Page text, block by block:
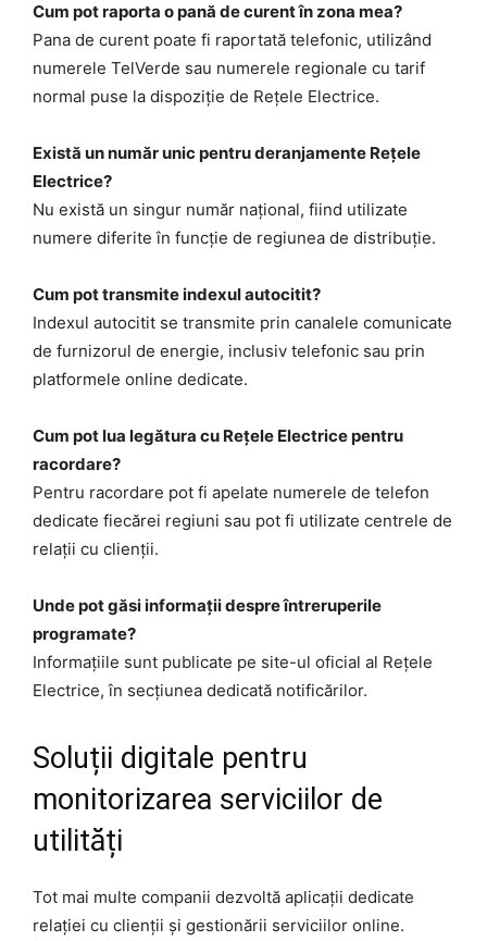
Cum pot raporta o pană de curent în zona mea?
Pana de curent poate fi raportată telefonic, utilizând
numerele TelVerde sau numerele regionale cu tarif
normal puse la dispoziție de Rețele Electrice.
Există un număr unic pentru deranjamente Rețele
Electrice?
Nu există un singur număr național, fiind utilizate
numere diferite în funcție de regiunea de distribuție.
Cum pot transmite indexul autocitit?
Indexul autocitit se transmite prin canalele comunicate
de furnizorul de energie, inclusiv telefonic sau prin
platformele online dedicate.
Cum pot lua legătura cu Rețele Electrice pentru
racordare?
Pentru racordare pot fi apelate numerele de telefon
dedicate fiecărei regiuni sau pot fi utilizate centrele de
relații cu clienții.
Unde pot găsi informații despre întreruperile
programate?
Informațiile sunt publicate pe site-ul oficial al Rețele
Electrice, în secțiunea dedicată notificărilor.
Soluții digitale pentru
monitorizarea serviciilor de
utilități
Tot mai multe companii dezvoltă aplicații dedicate
relației cu clienții și gestionării serviciilor online.